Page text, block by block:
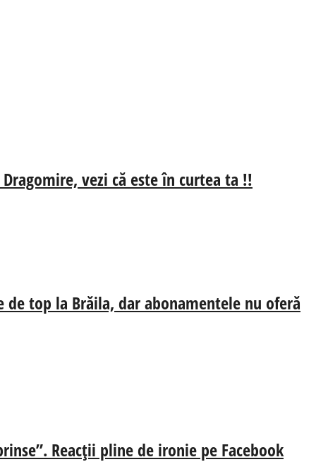
vezi că este în curtea ta !!
de top la Brăila, dar abonamentele nu oferă
Reacții pline de ironie pe Facebook